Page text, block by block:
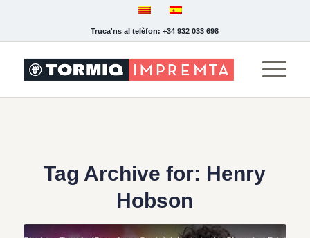
Truca'ns al telèfon: +34 932 033 698
Tag Archive for: Henry
Hobson